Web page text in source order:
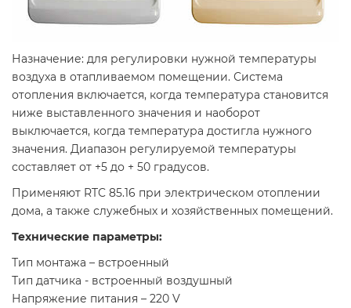
Назначение: для регулировки нужной температуры
воздуха в отапливаемом помещении. Система
отопления включается, когда температура становится
ниже выставленного значения и наоборот
выключается, когда температура достигла нужного
значения. Диапазон регулируемой температуры
составляет от +5 до + 50 градусов.
Применяют RTC 85.16 при электрическом отоплении
дома, а также служебных и хозяйственных помещений.
Технические параметры:
Тип монтажа – встроенный
Тип датчика - встроенный воздушный
Напряжение питания – 220 V